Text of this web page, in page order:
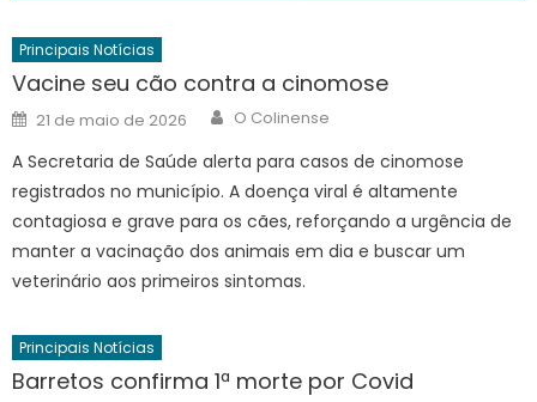
Principais Notícias
Vacine seu cão contra a cinomose
Posted
on
21 de maio de 2026 Author
O Colinense
A Secretaria de Saúde alerta para casos de cinomose
registrados no município. A doença viral é altamente
contagiosa e grave para os cães, reforçando a urgência de
manter a vacinação dos animais em dia e buscar um
veterinário aos primeiros sintomas.
Principais Notícias
Barretos confirma 1ª morte por Covid